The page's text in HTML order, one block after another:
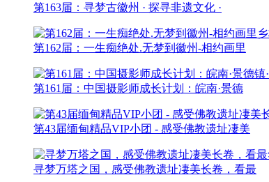
第163届：寻梦古徽州 · 探寻非遗文化 ·
第162届：一生痴绝处.无梦到徽州-相约画里
第161届：中国摄影师成长计划：皖南·景德
第43届缅甸精品VIP小团 - 感受佛教遗址凄美
寻梦万塔之国，感受佛教遗址凄美长卷，看最